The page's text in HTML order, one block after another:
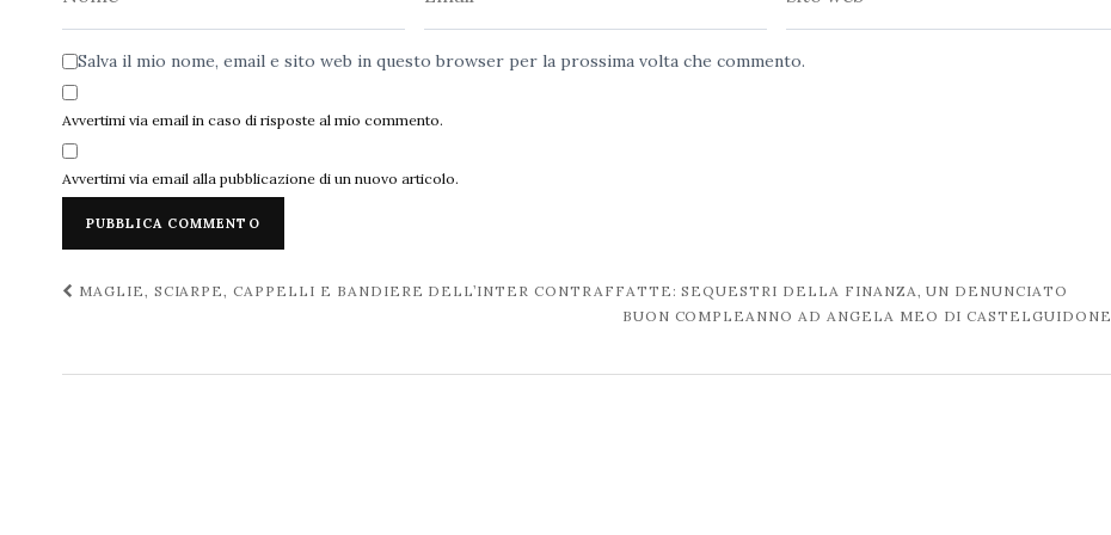
Salva il mio nome, email e sito web in questo browser per la prossima volta che commento.
Avvertimi via email in caso di risposte al mio commento.
Avvertimi via email alla pubblicazione di un nuovo articolo.
Navigazione
MAGLIE, SCIARPE, CAPPELLI E BANDIERE DELL’INTER CONTRAFFATTE: SEQUESTRI DELLA FINANZA, UN DENUNCIATO
BUON COMPLEANNO AD ANGELA MEO DI CASTELGUIDONE